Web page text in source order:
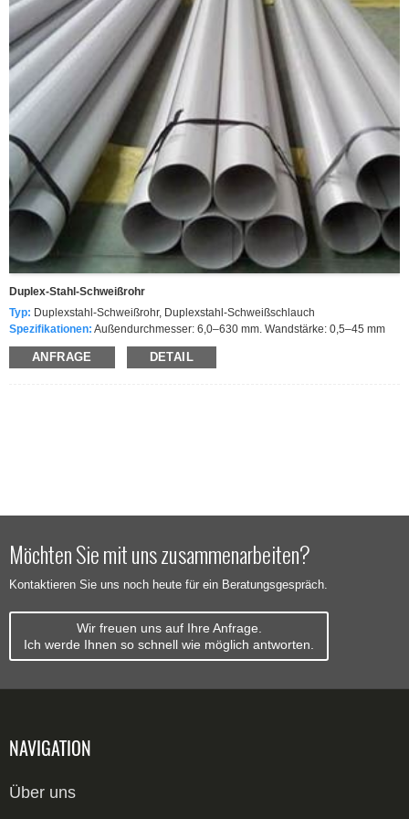
Duplex-Stahl-Schweißrohr
Typ: Duplexstahl-Schweißrohr, Duplexstahl-Schweißschlauch
Spezifikationen: Außendurchmesser: 6,0–630 mm. Wandstärke: 0,5–45 mm
Standard:ASTM A790, A789, A815 / ASME SA790, SA789, SA815
Grad: UNS S31803, UNS S32205
ANFRAGE DETAIL
Möchten Sie mit uns zusammenarbeiten?
Kontaktieren Sie uns noch heute für ein Beratungsgespräch.
Wir freuen uns auf Ihre Anfrage.
Ich werde Ihnen so schnell wie möglich antworten.
NAVIGATION
Über uns